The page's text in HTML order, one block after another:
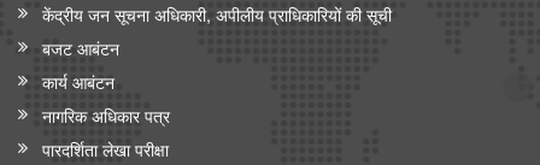
केंद्रीय जन सूचना अधिकारी, अपीलीय प्राधिकारियों की सूची
बजट आबंटन
कार्य आबंटन
नागरिक अधिकार पत्र
पारदर्शिता लेखा परीक्षा